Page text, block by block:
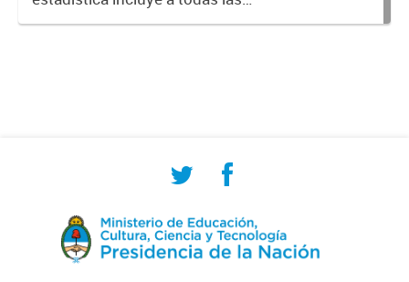
personas involucradas